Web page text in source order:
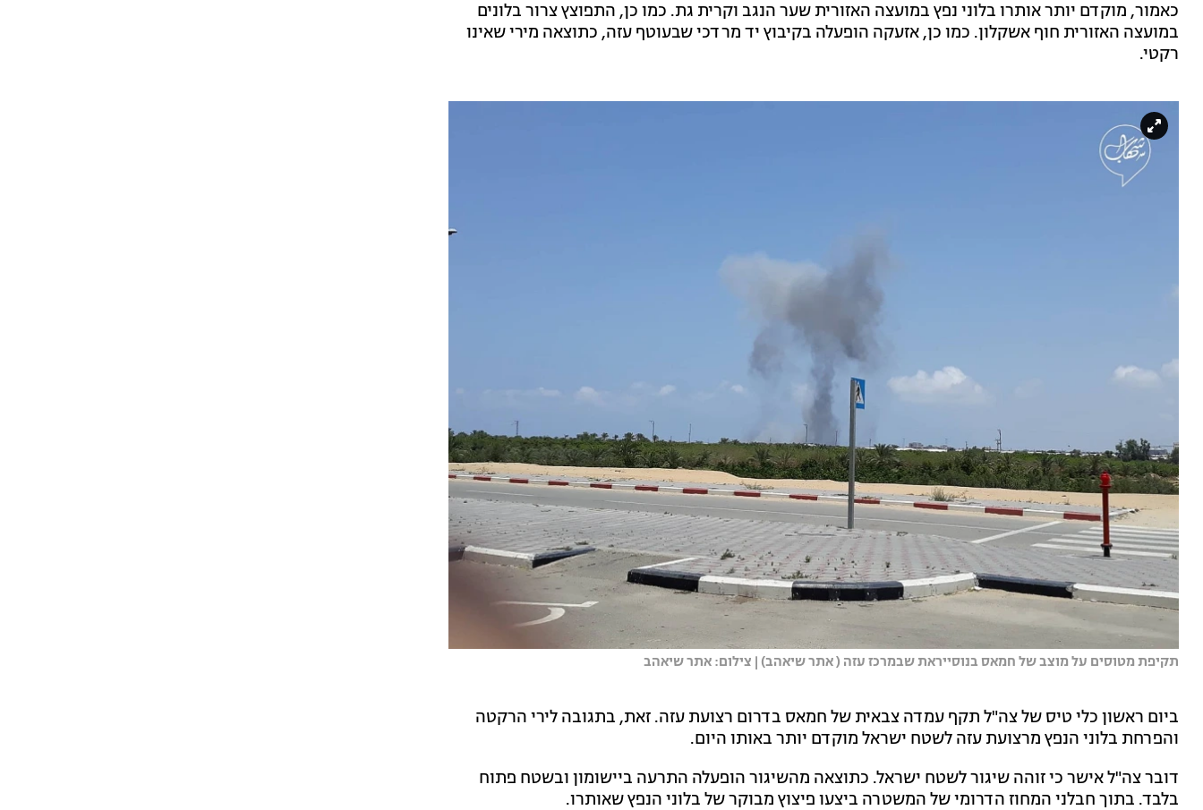
כאמור, מוקדם יותר אותרו בלוני נפץ במועצה האזורית שער הנגב וקרית גת. כמו כן, התפוצץ צרור בלונים
במועצה האזורית חוף אשקלון. כמו כן, אזעקה הופעלה בקיבוץ יד מרדכי שבעוטף עזה, כתוצאה מירי שאינו
רקטי.
תקיפת מטוסים על מוצב של חמאס בנוסייראת שבמרכז עזה ( אתר שיאהב) | צילום: אתר שיאהב
ביום ראשון כלי טיס של צה"ל תקף עמדה צבאית של חמאס בדרום רצועת עזה. זאת, בתגובה לירי הרקטה
והפרחת בלוני הנפץ מרצועת עזה לשטח ישראל מוקדם יותר באותו היום.
דובר צה"ל אישר כי זוהה שיגור לשטח ישראל. כתוצאה מהשיגור הופעלה התרעה ביישומון ובשטח פתוח
בלבד. בתוך חבלני המחוז הדרומי של המשטרה ביצעו פיצוץ מבוקר של בלוני הנפץ שאותרו.